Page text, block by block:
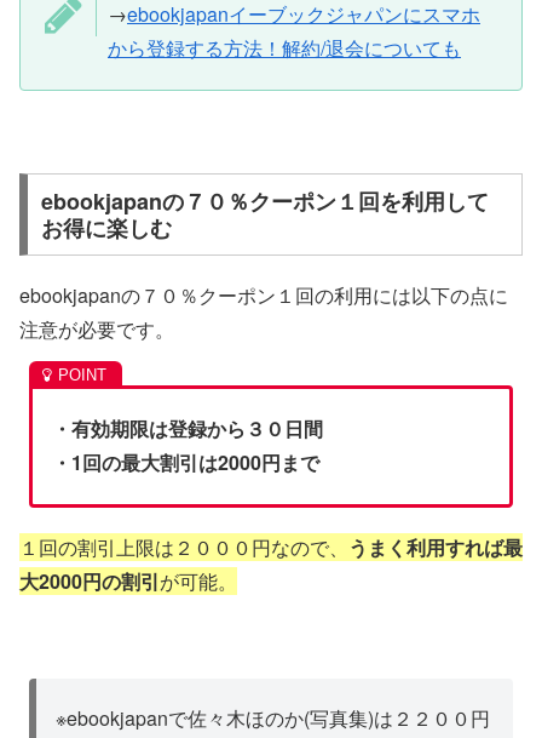
→ebookjapanイーブックジャパンにスマホ
から登録する方法！解約/退会についても
ebookjapanの７０％クーポン１回を利用して
お得に楽しむ
ebookjapanの７０％クーポン１回の利用には以下の点に
注意が必要です。
・有効期限は登録から３０日間
・1回の最大割引は2000円まで
１回の割引上限は２０００円なので、 うまく利用すれば最
大2000円の割引が可能。
※ebookjapanで佐々木ほのか(写真集)は２２００円